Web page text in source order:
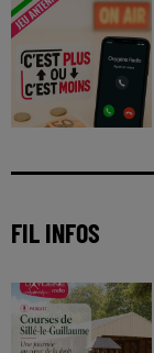
FIL INFOS